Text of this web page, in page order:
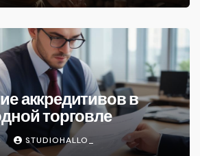
аккредитивов в
торговле
STUDIOHALLO_